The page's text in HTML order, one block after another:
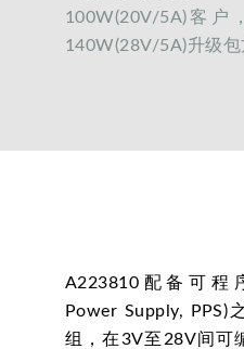
100W(20V/5A)客户
140W(28V/5A)升级包
A223810配备可程
Power Supply,
组，在3V至28V间可